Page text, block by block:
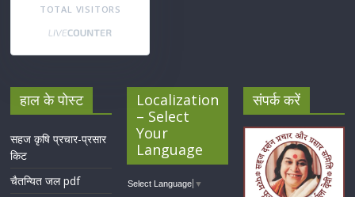
TOTAL VISITORS
हाल के पोस्ट
सहज कृषि प्रचार-प्रसार
किट
चैतन्यित जल pdf
Localization
– Select
Your
Language
Select Language ▼
संपर्क करें